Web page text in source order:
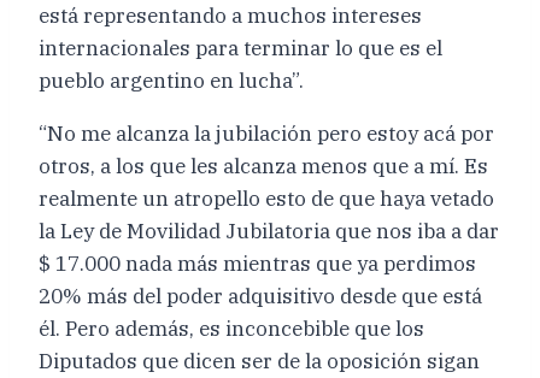
está representando a muchos intereses
internacionales para terminar lo que es el
pueblo argentino en lucha”.
“No me alcanza la jubilación pero estoy acá por
otros, a los que les alcanza menos que a mí. Es
realmente un atropello esto de que haya vetado
la Ley de Movilidad Jubilatoria que nos iba a dar
$ 17.000 nada más mientras que ya perdimos
20% más del poder adquisitivo desde que está
él. Pero además, es inconcebible que los
Diputados que dicen ser de la oposición sigan